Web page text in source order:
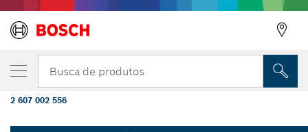
Busca de produtos
Conjunto de Pontas para Parafusar Extra Hard - Robust Line
VARIAÇÃO SELECIONADA
Conjunto de pontas para parafusar Robust
8 peças, versão Extra Hard
2 607 002 556